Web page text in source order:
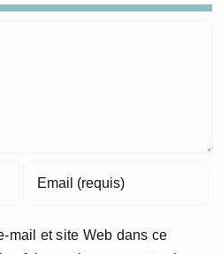
mail et site Web dans ce